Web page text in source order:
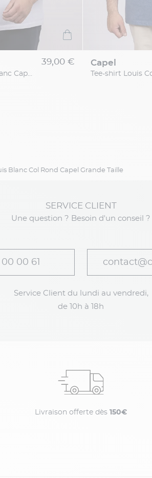
Tee-shirt Louis Col V Blanc Capel Grande Taille
39,00 € capel
Blanc Col Rond Capel Grande Taille
SERVICE CLIENT
Une question ? Besoin d'un conseil ?
00 61
Service Client du lundi au vendredi,
de 10h à 18h
Livraison offerte dès 150€